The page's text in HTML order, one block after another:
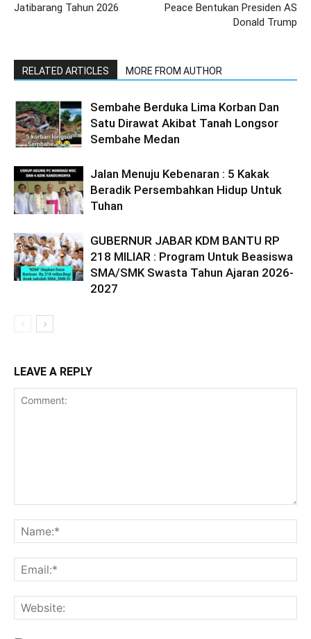
Jatibarang Tahun 2026
Peace Bentukan Presiden AS
Donald Trump
RELATED ARTICLES MORE FROM AUTHOR
Sembahe Berduka Lima Korban Dan
Satu Dirawat Akibat Tanah Longsor
Sembahe Medan
Jalan Menuju Kebenaran : 5 Kakak
Beradik Persembahkan Hidup Untuk
Tuhan
GUBERNUR JABAR KDM BANTU RP
218 MILIAR : Program Untuk Beasiswa
SMA/SMK Swasta Tahun Ajaran 2026-
2027
LEAVE A REPLY